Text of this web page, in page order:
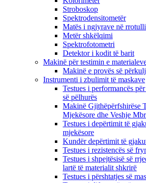
Stroboskop
Spektrodensitometër
Matës i ngjyrave në
Metër shkëlqimi
Spektrofotometri
Detektor i kodit të barit
Makinë për testimin e
Makinë e provës së
Instrumenti i zbulimit të maskave
Testues i performancës
së pëlhurës
Makinë Gjithëpërfshirëse
Mjekësore dhe Veshje
Testues i depërtimit të
mjekësore
Kundër depërtimit të
Testues i rezistencës së
Testues i shpejtësisë së
lartë të materialit shkrirë
Testues i përshtatjes së